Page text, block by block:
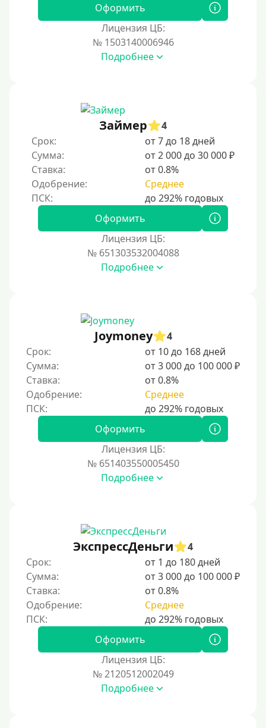
Без СНИЛСа
Без подтверждения дохода
Без справок и поручителей
Без посредников
Процент
С пролонгацией (продлением)
Под высокий процент
С ежемесячным платежом
Под низкий процент
Без процентов
Первый займ без процентов
Без процентов на 30 дней
С возможностью частичного погашения
Надежные
Без обмана
Без предоплат
Без электронной почты
С автоматическим одобрением
Без номера телефона
Без платных услуг и подписок
Оформить
Лицензия ЦБ:
№ 1503140006946
Подробнее
Займер
4
Срок:
от 7 до 18 дней
Сумма:
от 2 000 до 30 000 ₽
Ставка:
от 0.8%
Одобрение:
Среднее
Оформить
Лицензия ЦБ:
№ 651303532004088
Подробнее
Joymoney
4
Срок:
от 10 до 168 дней
Сумма:
от 3 000 до 100 000 ₽
Ставка:
от 0.8%
Одобрение:
Среднее
Оформить
Лицензия ЦБ:
№ 651403550005450
Подробнее
ЭкспрессДеньги
4
Срок:
от 1 до 180 дней
Сумма:
от 3 000 до 100 000 ₽
Ставка:
от 0.8%
Одобрение:
Среднее
Оформить
Лицензия ЦБ:
№ 2120512002049
Подробнее